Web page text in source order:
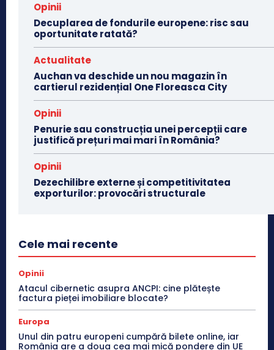
Opinii
Decuplarea de fondurile europene: risc sau
oportunitate ratată?
Actualitate
Auchan va deschide un nou magazin în
cartierul rezidențial One Floreasca City
Opinii
Penurie sau construcția unei percepții care
justifică prețuri mai mari în România?
Opinii
Dezechilibre externe și competitivitatea
exporturilor: provocări structurale
Cele mai recente
Opinii
Atacul cibernetic asupra ANCPI: cine plătește
factura pieței imobiliare blocate?
Europa
Unul din patru europeni cumpără bilete online, iar
România are a doua cea mai mică pondere din UE